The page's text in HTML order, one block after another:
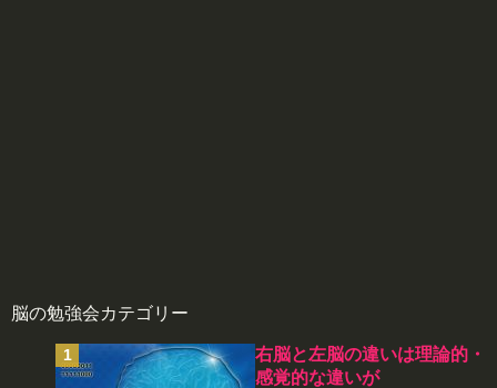
脳の勉強会カテゴリー
右脳と左脳の違いは理論的・
感覚的な違いが